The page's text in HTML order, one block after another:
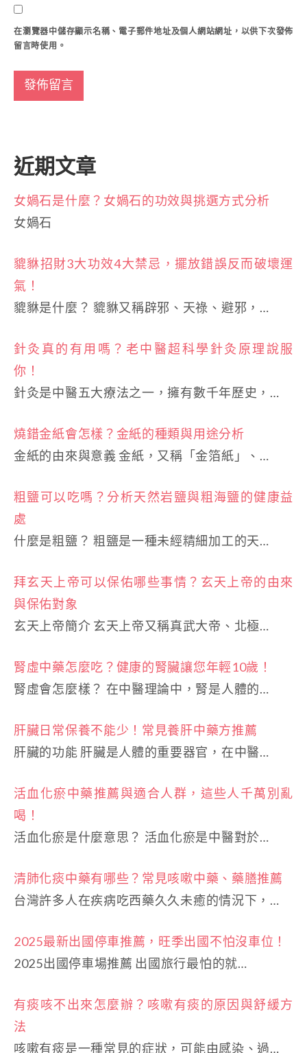
在瀏覽器中儲存顯示名稱、電子郵件地址及個人網站網址，以供下次發佈
留言時使用。
近期文章
女媧石是什麼？女媧石的功效與挑選方式分析
女媧石
貔貅招財3大功效4大禁忌，擺放錯誤反而破壞運
氣！
貔貅是什麼？ 貔貅又稱辟邪、天祿、避邪，…
針灸真的有用嗎？老中醫超科學針灸原理說服
你！
針灸是中醫五大療法之一，擁有數千年歷史，…
燒錯金紙會怎樣？金紙的種類與用途分析
金紙的由來與意義 金紙，又稱「金箔紙」、…
粗鹽可以吃嗎？分析天然岩鹽與粗海鹽的健康益
處
什麼是粗鹽？ 粗鹽是一種未經精細加工的天…
拜玄天上帝可以保佑哪些事情？玄天上帝的由來
與保佑對象
玄天上帝簡介 玄天上帝又稱真武大帝、北極…
腎虛中藥怎麼吃？健康的腎臟讓您年輕10歲！
腎虛會怎麼樣？ 在中醫理論中，腎是人體的…
肝臟日常保養不能少！常見養肝中藥方推薦
肝臟的功能 肝臟是人體的重要器官，在中醫…
活血化瘀中藥推薦與適合人群，這些人千萬別亂
喝！
活血化瘀是什麼意思？ 活血化瘀是中醫對於…
清肺化痰中藥有哪些？常見咳嗽中藥、藥膳推薦
台灣許多人在疾病吃西藥久久未癒的情況下，…
2025最新出國停車推薦，旺季出國不怕沒車位！
2025出國停車場推薦 出國旅行最怕的就…
有痰咳不出來怎麼辦？咳嗽有痰的原因與舒緩方
法
咳嗽有痰是一種常見的症狀，可能由感染、過…